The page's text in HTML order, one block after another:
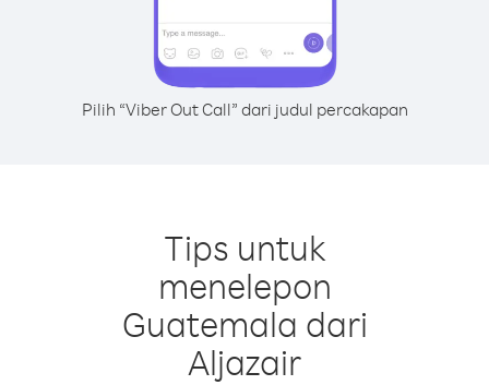
Pilih “Viber Out Call” dari judul percakapan
Tips untuk
menelepon
Guatemala dari
Aljazair